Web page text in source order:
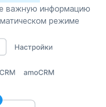
важную информацию
режиме